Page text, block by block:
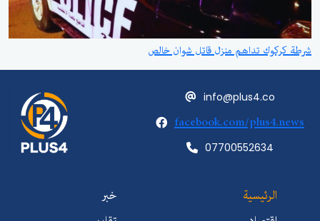
شرطة كركوك تداهم منزل قاتل شوان خالص
info@plus4.co
facebook.com/plus4.news
07700552634
الرئيسية
خبر